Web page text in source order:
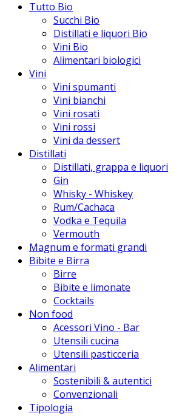
Tutto Bio
Succhi Bio
Distillati e liquori Bio
Vini Bio
Alimentari biologici
Vini
Vini spumanti
Vini bianchi
Vini rosati
Vini rossi
Vini da dessert
Distillati
Distillati, grappa e liquori
Gin
Whisky - Whiskey
Rum/Cachaca
Vodka e Tequila
Vermouth
Magnum e formati grandi
Bibite e Birra
Birre
Bibite e limonate
Cocktails
Non food
Acessori Vino - Bar
Utensili cucina
Utensili pasticceria
Alimentari
Sostenibili & autentici
Convenzionali
Tipologia